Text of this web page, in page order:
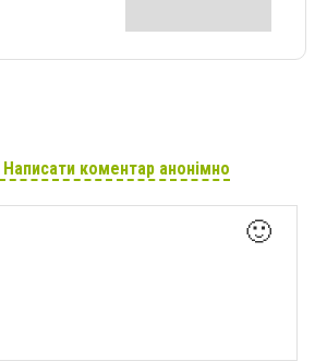
Написати коментар анонімно
🙂